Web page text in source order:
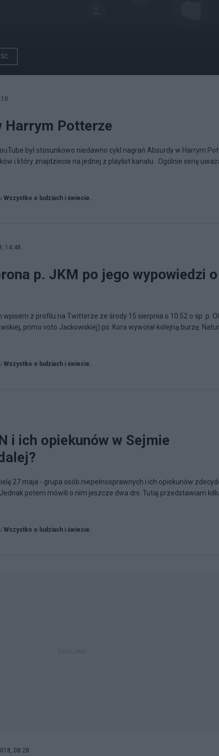
Harrym Potterze
był stosunkowo niedawno cykl nagrań Absurdy w Harrym
i który znajdziecie na jednej z playlist kanału . Ogólnie serię
Wszystko o ludziach i świecie.
14:48
p. JKM po jego wypowiedzi
z profilu na Twitterze ze środy 15 sierpnia o 10:52 o śp. p.
primo voto Jackowskiej) ps. Kora wywołał kolejną burzę.
Wszystko o ludziach i świecie.
i ich opiekunów w Sejmie
27 maja - grupa osób niepełnosprawnych i ich opiekunów
potem mówili o nim jeszcze dwa dni. Tutaj przedstawiam
Wszystko o ludziach i świecie.
08:28